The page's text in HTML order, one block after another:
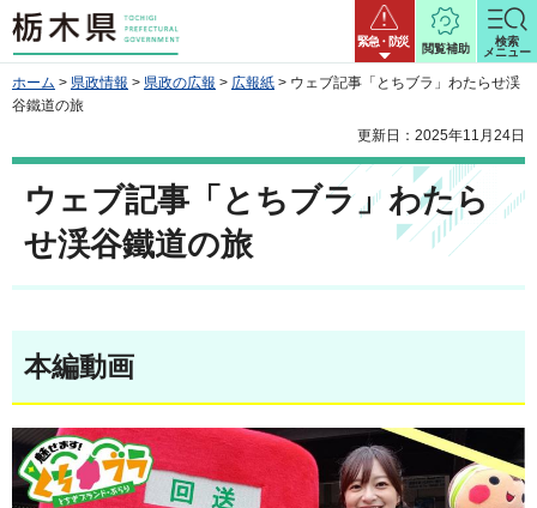
栃木県 緊急・防災
閲覧補助
検索
メニュー
ホーム > 県政情報 > 県政の広報 > 広報紙 > ウェブ記事「とちブラ」わたらせ渓
谷鐵道の旅
更新日：2025年11月24日
ウェブ記事「とちブラ」わたら
せ渓谷鐵道の旅
本編動画